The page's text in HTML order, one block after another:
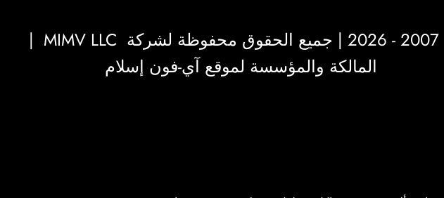
MIMV LLC
|
المالكة والمؤسسة لموقع آي-فون إسلام